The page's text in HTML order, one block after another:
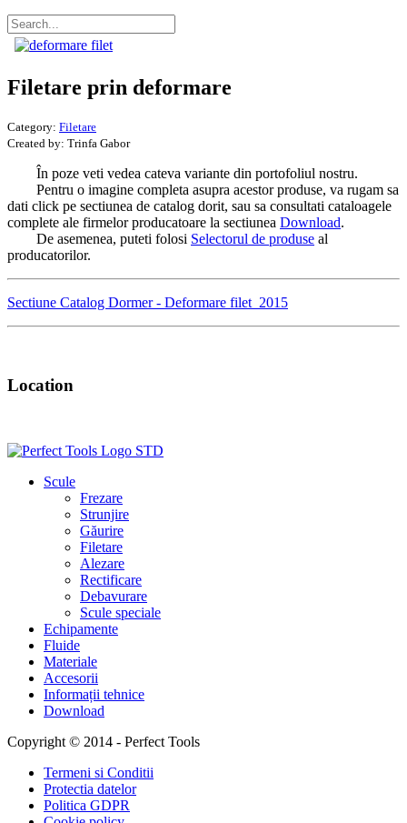
Filetare prin deformare
Category: Filetare
Created by: Trinfa Gabor
În poze veti vedea cateva variante din portofoliul nostru.
Pentru o imagine completa asupra acestor produse, va rugam sa
dati click pe sectiunea de catalog dorit, sau sa consultati cataloagele
complete ale firmelor producatoare la sectiunea Download.
De asemenea, puteti folosi Selectorul de produse al
producatorilor.
Sectiune Catalog Dormer - Deformare filet_2015
Location
Scule
Frezare
Strunjire
Găurire
Filetare
Alezare
Rectificare
Debavurare
Scule speciale
Echipamente
Fluide
Materiale
Accesorii
Informații tehnice
Download
Copyright © 2014 - Perfect Tools
Termeni si Conditii
Protectia datelor
Politica GDPR